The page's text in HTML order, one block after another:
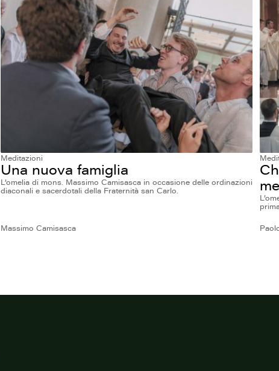
Meditazioni
Una nuova famiglia
L’omelia di mons. Massimo Camisasca in occasione delle ordinazioni
diaconali e sacerdotali della Fraternità san Carlo.
Massimo Camisasca